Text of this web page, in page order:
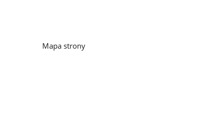
Mapa strony